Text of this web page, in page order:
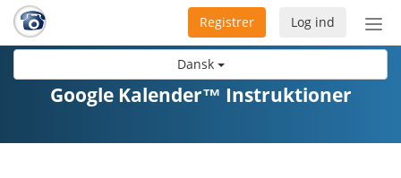
Dansk
Slå
Log ind
Registrer
Google Kalender™ Instruktioner